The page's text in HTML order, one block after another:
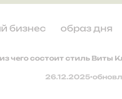
бизнес образ дня
чего состоит стиль Виты
26.12.2025•